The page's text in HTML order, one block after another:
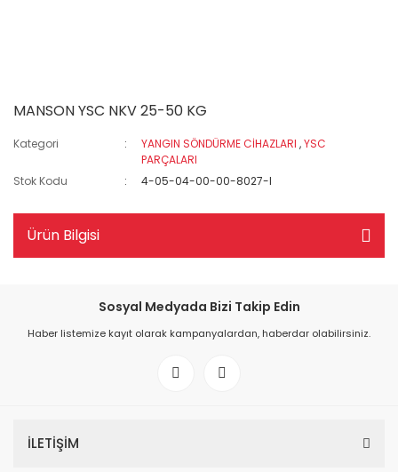
MANSON YSC NKV 25-50 KG
Kategori YANGIN SÖNDÜRME CİHAZLARI ,YSC
PARÇALARI
Stok Kodu
4-05-04-00-00-8027-I
Ürün Bilgisi
Sosyal Medyada Bizi Takip Edin
Haber listemize kayıt olarak kampanyalardan, haberdar olabilirsiniz.
İLETİŞİM